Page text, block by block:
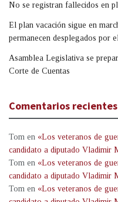
No se registran fallecidos en
El plan vacación sigue en
permanecen desplegados por
Asamblea Legislativa se
Corte de Cuentas
Comentarios recientes
Tom en «Los veteranos de
candidato a diputado Vladimir
Tom en «Los veteranos de
candidato a diputado Vladimir
Tom en «Los veteranos de